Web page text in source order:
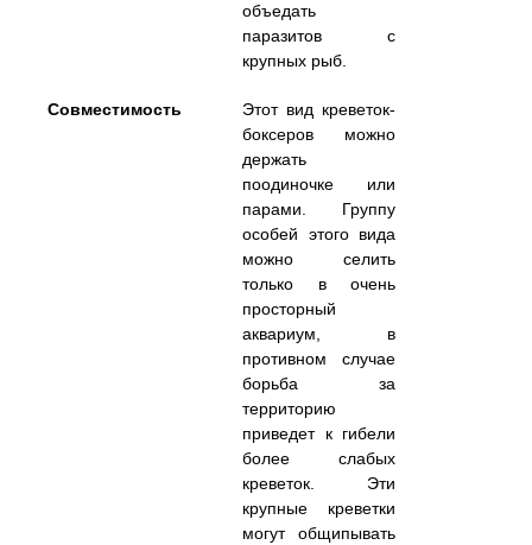
объедать
паразитов с
крупных рыб.
Совместимость
Этот вид креветок-
боксеров можно
держать
поодиночке или
парами. Группу
особей этого вида
можно селить
только в очень
просторный
аквариум, в
противном случае
борьба за
территорию
приведет к гибели
более слабых
креветок. Эти
крупные креветки
могут общипывать